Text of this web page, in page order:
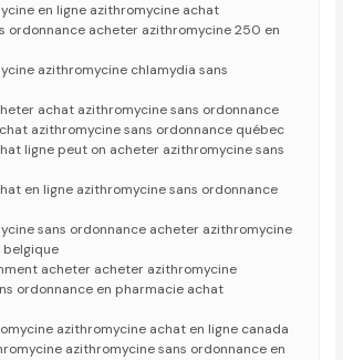
en ligne azithromycine achat
ordonnance acheter azithromycine 250 en
azithromycine chlamydia sans
achat azithromycine sans ordonnance
azithromycine sans ordonnance québec
ligne peut on acheter azithromycine sans
en ligne azithromycine sans ordonnance
sans ordonnance acheter azithromycine
belgique
acheter acheter azithromycine
ordonnance en pharmacie achat
azithromycine achat en ligne canada
azithromycine sans ordonnance en